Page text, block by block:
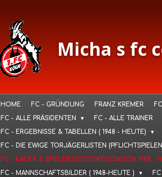
Micha s fc
HOME FC - GRÜNDUNG FRANZ KREMER
FC - ALLE PRÄSIDENTEN
FC - ALLE TRAINER
FC - ERGEBNISSE & TABELLEN ( 1948 - HEUTE)
FC - DIE EWIGE TORJÄGERLISTEN
FC - KADER & SPIELERSTATISTIKEN/SAISON 1948 -
FC - MANNSCHAFTSBILDER ( 1948-HEUTE )